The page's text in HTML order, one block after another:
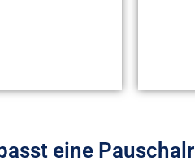
eine